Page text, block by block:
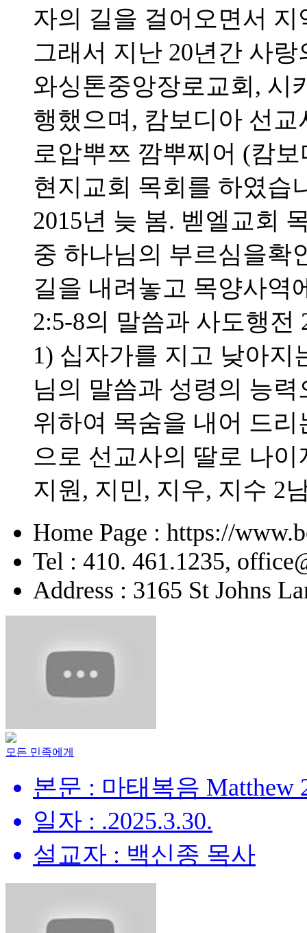
자의 길을 걸어오면서
그래서 지난 20년간 사
와싱톤중앙장로교회, 시
행했으며, 캄보디아 선
로압뿌쯔 깜뿌찌어 (캄
현지교회 목회를 하였습
2015년 늦 봄. 벧엘교회
중 하나님의 부르심을확
길을 내려놓고 목양사역
2:5-8의 말씀과 사도행전
1) 십자가를 지고 낮아지
님의 말씀과 성령의 능
위하여 목숨을 내어 드
으로 선교사의 딸로 나
지원, 지민, 지우, 지수 2
Home Page : https://
Tel : 410. 461.1235,
Address : 3165 St Johns
모든 민족에게
본문 : 마태복음 Matthew
일자 : .2025.3.30.
설교자 : 백신종 목사